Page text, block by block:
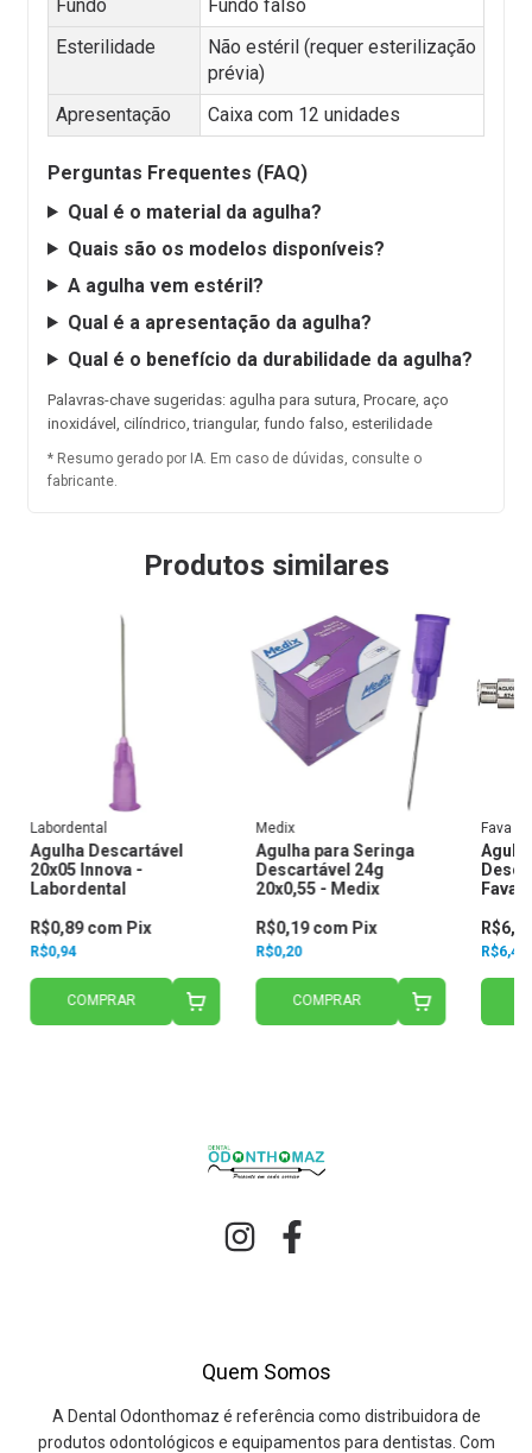
Fundo
Fundo falso
Esterilidade
Não estéril (requer esterilização
prévia)
Apresentação
Caixa com 12 unidades
Perguntas Frequentes (FAQ)
Qual é o material da agulha?
Quais são os modelos disponíveis?
A agulha vem estéril?
Qual é a apresentação da agulha?
Qual é o benefício da durabilidade da agulha?
Palavras-chave sugeridas: agulha para sutura, Procare, aço
inoxidável, cilíndrico, triangular, fundo falso, esterilidade
* Resumo gerado por IA. Em caso de dúvidas, consulte o
fabricante.
Produtos similares
Labordental
Agulha Descartável
20x05 Innova -
Labordental
R$0,94
R$0,89com Pix
COMPRAR
Medix
Agulha para Seringa
Descartável 24g
20x0,55 - Medix
R$0,20
R$0,19com Pix
COMPRAR
Fava
Fava
R$6,42
Quem Somos
A Dental Odonthomaz é referência como distribuidora de
produtos odontológicos e equipamentos para dentistas. Com